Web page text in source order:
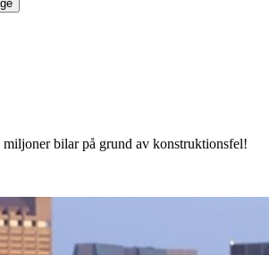
bilar på grund av konstruktionsfel!